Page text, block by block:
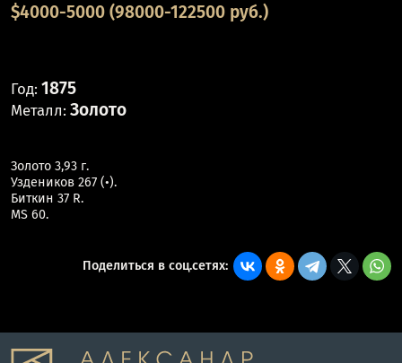
$4000-5000 (98000-122500 руб.)
Год: 1875
Металл: Золото
Золото 3,93 г.
Уздеников 267 (•).
Биткин 37 R.
MS 60.
Поделиться в соц.сетях: